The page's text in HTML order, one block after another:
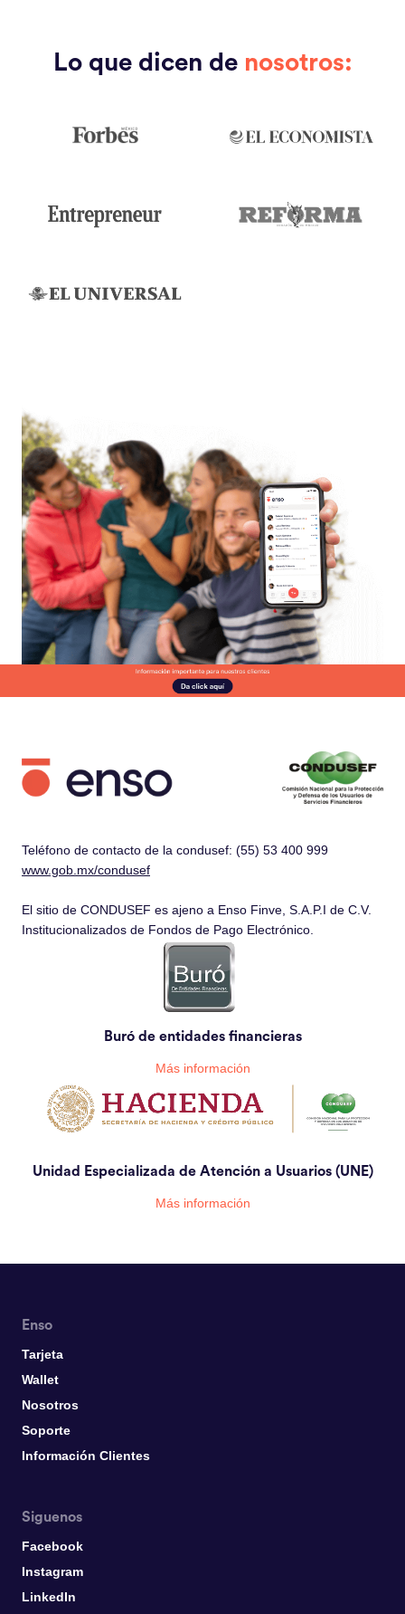
Lo que dicen de nosotros:
Teléfono de contacto de la condusef: (55) 53 400 999
www.gob.mx/condusef
El sitio de CONDUSEF es ajeno a Enso Finve, S.A.P.I de C.V.
Institucionalizados de Fondos de Pago Electrónico.
Buró de entidades financieras
Más información
Unidad Especializada de Atención a Usuarios (UNE)
Más información
Enso
Tarjeta
Wallet
Nosotros
Soporte
Información Clientes
Siguenos
Facebook
Instagram
LinkedIn